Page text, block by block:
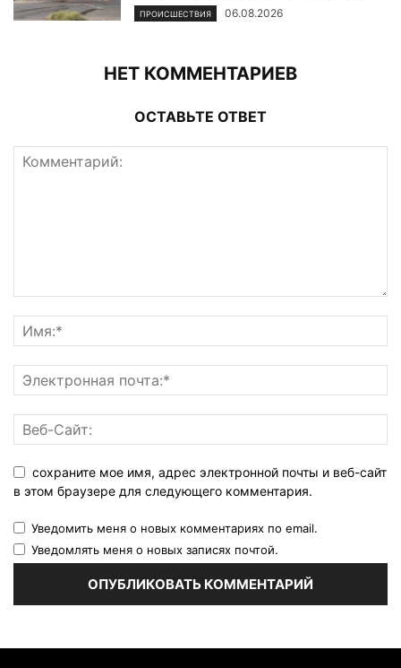
ПРОИСШЕСТВИЯ 06.08.2026
НЕТ КОММЕНТАРИЕВ
ОСТАВЬТЕ ОТВЕТ
сохраните мое имя, адрес электронной почты и веб-сайт
в этом браузере для следующего комментария.
Уведомить меня о новых комментариях по email.
Уведомлять меня о новых записях почтой.